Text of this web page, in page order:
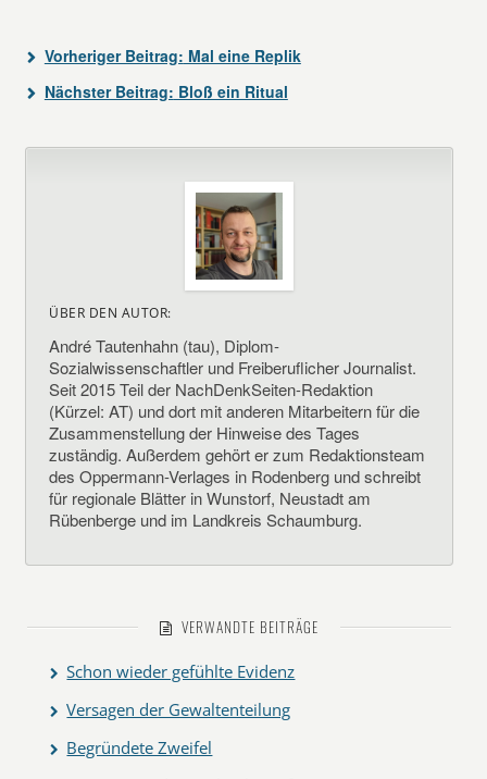
Vorheriger Beitrag: Mal eine Replik
Nächster Beitrag: Bloß ein Ritual
ÜBER DEN AUTOR:
André Tautenhahn (tau), Diplom-
Sozialwissenschaftler und Freiberuflicher Journalist.
Seit 2015 Teil der NachDenkSeiten-Redaktion
(Kürzel: AT) und dort mit anderen Mitarbeitern für die
Zusammenstellung der Hinweise des Tages
zuständig. Außerdem gehört er zum Redaktionsteam
des Oppermann-Verlages in Rodenberg und schreibt
für regionale Blätter in Wunstorf, Neustadt am
Rübenberge und im Landkreis Schaumburg.
VERWANDTE BEITRÄGE
Schon wieder gefühlte Evidenz
Versagen der Gewaltenteilung
Begründete Zweifel